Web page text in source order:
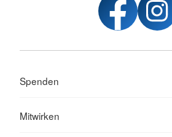
Spenden
Mitwirken